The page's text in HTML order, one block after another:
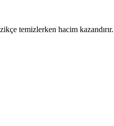
temizlerken hacim